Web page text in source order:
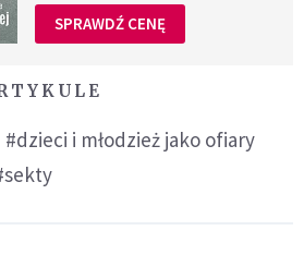
SPRAWDŹ CENĘ
#dzieci i młodzież jako ofiary